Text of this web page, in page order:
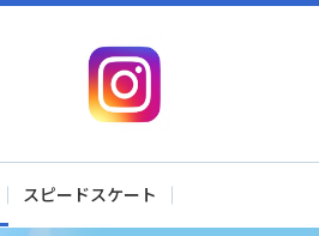
スピードスケート